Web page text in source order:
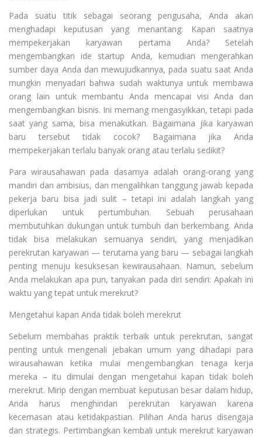
Pada suatu titik sebagai seorang pengusaha, Anda akan
menghadapi keputusan yang menantang: Kapan saatnya
mempekerjakan karyawan pertama Anda? Setelah
mengembangkan ide startup Anda, kemudian mengerahkan
sumber daya Anda dan mewujudkannya, pada suatu saat Anda
mungkin menyadari bahwa sudah waktunya untuk membawa
orang lain untuk membantu Anda mencapai visi Anda dan
mengembangkan bisnis. Ini memang mengasyikkan, tetapi pada
saat yang sama, bisa menakutkan. Bagaimana jika karyawan
baru tersebut tidak cocok? Bagaimana jika Anda
mempekerjakan terlalu banyak orang atau terlalu sedikit?
Para wirausahawan pada dasarnya adalah orang-orang yang
mandiri dan ambisius, dan mengalihkan tanggung jawab kepada
pekerja baru bisa jadi sulit – tetapi ini adalah langkah yang
diperlukan untuk pertumbuhan. Sebuah perusahaan
membutuhkan dukungan untuk tumbuh dan berkembang. Anda
tidak bisa melakukan semuanya sendiri, yang menjadikan
perekrutan karyawan — terutama yang baru — sebagai langkah
penting menuju kesuksesan kewirausahaan. Namun, sebelum
Anda melakukan apa pun, tanyakan pada diri sendiri: Apakah ini
waktu yang tepat untuk merekrut?
Mengetahui kapan Anda tidak boleh merekrut
Sebelum membahas praktik terbaik untuk perekrutan, sangat
penting untuk mengenali jebakan umum yang dihadapi para
wirausahawan ketika mulai mengembangkan tenaga kerja
mereka – itu dimulai dengan mengetahui kapan tidak boleh
merekrut. Mirip dengan membuat keputusan besar dalam hidup,
Anda harus menghindari perekrutan karyawan karena
kecemasan atau ketidakpastian. Pilihan Anda harus disengaja
dan strategis. Pertimbangkan kembali untuk merekrut karyawan